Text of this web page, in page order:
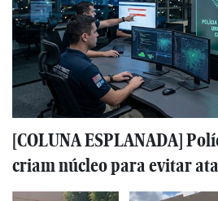
[COLUNA ESPLANADA]
criam núcleo para evitar